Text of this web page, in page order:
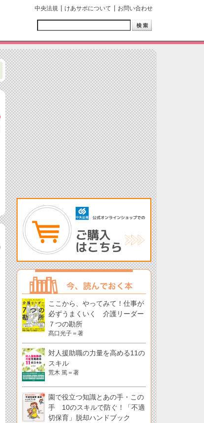
中央法規 けあサポについて お問い合わせ
ここから、やってみて！仕事が
必ずうまくいく 介護リーダー
７つの勘所
髙口光子＝著
対人援助職の力量を高める11の
スキル
荒木 篤＝著
園で役立つ知識とあの手・この
手 10のスキルで防ぐ！「不適
切保育」脱却ハンドブック